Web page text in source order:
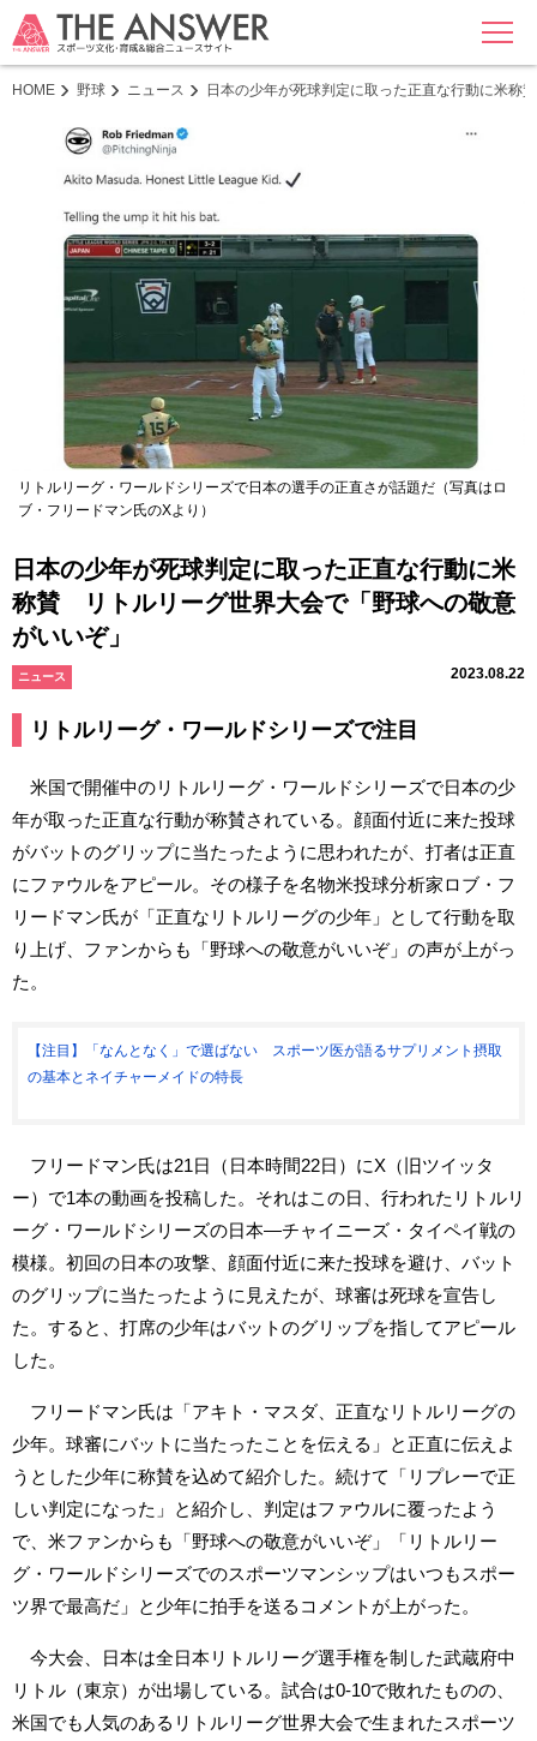
MENU
HOME 野球 ニュース 日本の少年が死球判定に取った正直な行動に米
リトルリーグ・ワールドシリーズで日本の選手の正直さが話題だ（写真はロ
ブ・フリードマン氏のXより）
日本の少年が死球判定に取った正直な行動に米
称賛 リトルリーグ世界大会で「野球への敬意
がいいぞ」
ニュース 2023.08.22
リトルリーグ・ワールドシリーズで注目
米国で開催中のリトルリーグ・ワールドシリーズで日本の少
年が取った正直な行動が称賛されている。顔面付近に来た投球
がバットのグリップに当たったように思われたが、打者は正直
にファウルをアピール。その様子を名物米投球分析家ロブ・フ
リードマン氏が「正直なリトルリーグの少年」として行動を取
り上げ、ファンからも「野球への敬意がいいぞ」の声が上がっ
た。
【注目】「なんとなく」で選ばない スポーツ医が語るサプリメント摂取
の基本とネイチャーメイドの特長
フリードマン氏は21日（日本時間22日）にX（旧ツイッタ
ー）で1本の動画を投稿した。それはこの日、行われたリトルリ
ーグ・ワールドシリーズの日本―チャイニーズ・タイペイ戦の
模様。初回の日本の攻撃、顔面付近に来た投球を避け、バット
のグリップに当たったように見えたが、球審は死球を宣告し
た。すると、打席の少年はバットのグリップを指してアピール
した。
フリードマン氏は「アキト・マスダ、正直なリトルリーグの
少年。球審にバットに当たったことを伝える」と正直に伝えよ
うとした少年に称賛を込めて紹介した。続けて「リプレーで正
しい判定になった」と紹介し、判定はファウルに覆ったよう
で、米ファンからも「野球への敬意がいいぞ」「リトルリー
グ・ワールドシリーズでのスポーツマンシップはいつもスポー
ツ界で最高だ」と少年に拍手を送るコメントが上がった。
今大会、日本は全日本リトルリーグ選手権を制した武蔵府中
リトル（東京）が出場している。試合は0-10で敗れたものの、
米国でも人気のあるリトルリーグ世界大会で生まれたスポーツ